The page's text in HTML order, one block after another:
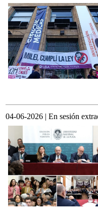
04-06-2026 | En sesión